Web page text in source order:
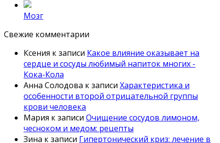
Мозг
Свежие комментарии
Ксения к записи Какое влияние оказывает на
сердце и сосуды любимый напиток многих -
Кока-Кола
Анна Солодова к записи Характеристика и
особенности второй отрицательной группы
крови человека
Мария к записи Очищение сосудов лимоном,
чесноком и медом: рецепты
Зина к записи Гипертонический криз: лечение в